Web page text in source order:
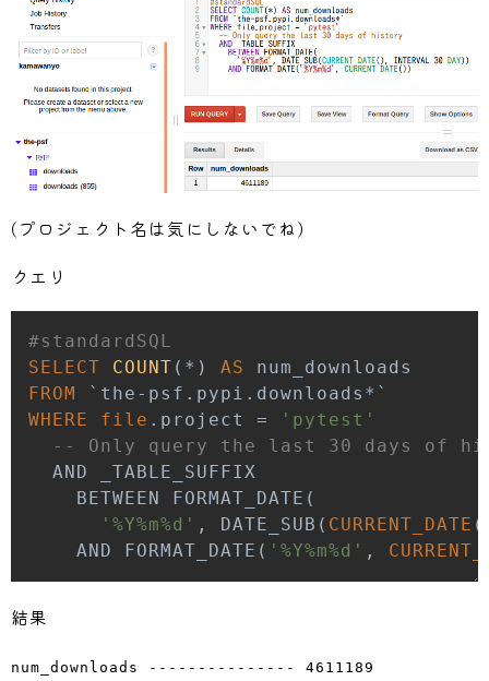
(プロジェクト名は気にしないでね)
クエリ
#standardSQL
SELECT
COUNT ( * ) AS
FROM
` the - psf . pypi . downloads * `
WHERE
file . project =
'pytest'
-- Only query the last 30 days of
AND
BETWEEN
FORMAT_DATE (
'%Y%m%d' , DATE_SUB ( CURRENT_DATE (
AND
FORMAT_DATE ( '%Y%m%d' ,
結果
num_downloads --------------- 4611189